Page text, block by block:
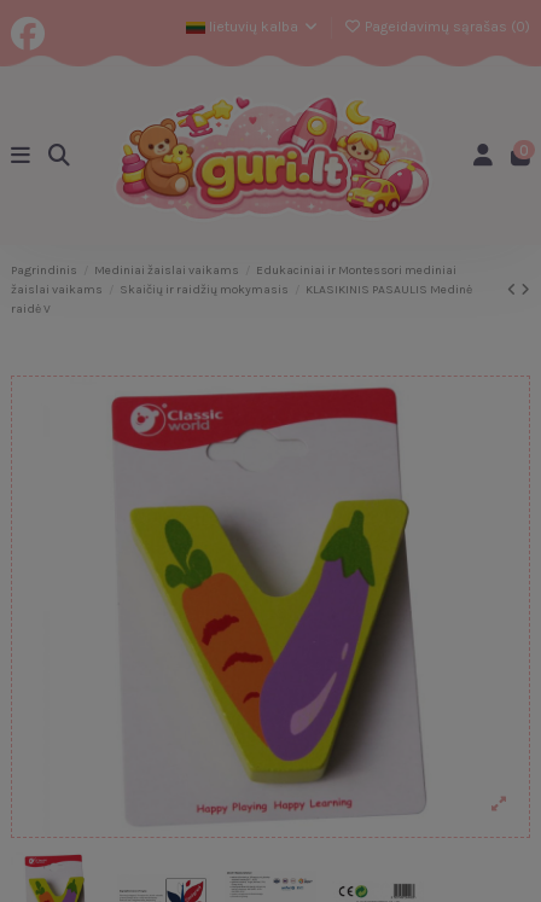
lietuvių kalba Pageidavimų sąrašas (0)
0
Pagrindinis Mediniai žaislai vaikams
Edukaciniai ir Montessori mediniai
žaislai vaikams
Skaičių ir raidžių mokymasis
KLASIKINIS PASAULIS Medinė
raidė V